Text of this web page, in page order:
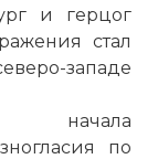
и герцог
стал
западе
начала
по